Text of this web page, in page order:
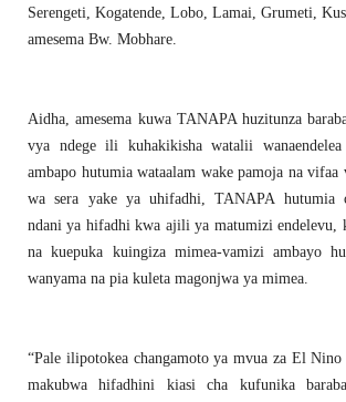
Serengeti, Kogatende, Lobo, Lamai, Grumeti,
amesema Bw. Mobhare.
Aidha, amesema kuwa TANAPA huzitunza
vya ndege ili kuhakikisha watalii
ambapo hutumia wataalam wake pamoja na
wa sera yake ya uhifadhi, TANAPA hutumia
ndani ya hifadhi kwa ajili ya matumizi endelevu,
na kuepuka kuingiza mimea-vamizi ambayo
wanyama na pia kuleta magonjwa ya mimea.
“Pale ilipotokea changamoto ya mvua za El
makubwa hifadhini kiasi cha kufunika